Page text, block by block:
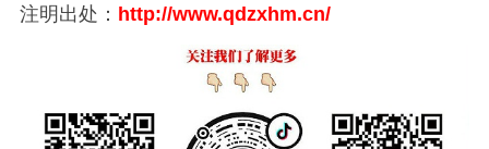
注明出处： http://www.qdzxhm.cn/